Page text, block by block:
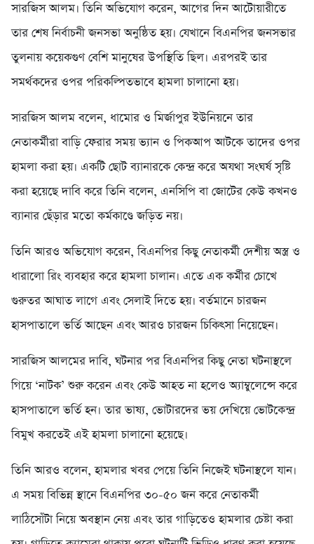
সারজিস আলম। তিনি অভিযোগ করেন, আগের দিন আটোয়ারীতে
তার শেষ নির্বাচনী জনসভা অনুষ্ঠিত হয়। যেখানে বিএনপির জনসভার
তুলনায় কয়েকগুণ বেশি মানুষের উপস্থিতি ছিল। এরপরই তার
সমর্থকদের ওপর পরিকল্পিতভাবে হামলা চালানো হয়।
সারজিস আলম বলেন, ধামোর ও মির্জাপুর ইউনিয়নে তার
নেতাকর্মীরা বাড়ি ফেরার সময় ভ্যান ও পিকআপ আটকে তাদের ওপর
হামলা করা হয়। একটি ছোট ব্যানারকে কেন্দ্র করে অযথা সংঘর্ষ সৃষ্টি
করা হয়েছে দাবি করে তিনি বলেন, এনসিপি বা জোটের কেউ কখনও
ব্যানার ছেঁড়ার মতো কর্মকাণ্ডে জড়িত নয়।
তিনি আরও অভিযোগ করেন, বিএনপির কিছু নেতাকর্মী দেশীয় অস্ত্র ও
ধারালো রিং ব্যবহার করে হামলা চালান। এতে এক কর্মীর চোখে
গুরুতর আঘাত লাগে এবং সেলাই দিতে হয়। বর্তমানে চারজন
হাসপাতালে ভর্তি আছেন এবং আরও চারজন চিকিৎসা নিয়েছেন।
সারজিস আলমের দাবি, ঘটনার পর বিএনপির কিছু নেতা ঘটনাস্থলে
গিয়ে ‘নাটক’ শুরু করেন এবং কেউ আহত না হলেও অ্যাম্বুলেন্সে করে
হাসপাতালে ভর্তি হন। তার ভাষ্য, ভোটারদের ভয় দেখিয়ে ভোটকেন্দ্র
বিমুখ করতেই এই হামলা চালানো হয়েছে।
তিনি আরও বলেন, হামলার খবর পেয়ে তিনি নিজেই ঘটনাস্থলে যান।
এ সময় বিভিন্ন স্থানে বিএনপির ৩০-৫০ জন করে নেতাকর্মী
লাঠিসোঁটা নিয়ে অবস্থান নেয় এবং তার গাড়িতেও হামলার চেষ্টা করা